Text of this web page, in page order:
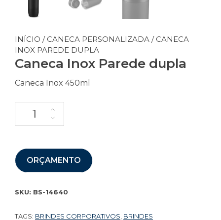
INÍCIO / CANECA PERSONALIZADA / CANECA
INOX PAREDE DUPLA
Caneca Inox Parede dupla
Caneca Inox 450ml
ORÇAMENTO
SKU: BS-14640
TAGS: BRINDES CORPORATIVOS BRINDES